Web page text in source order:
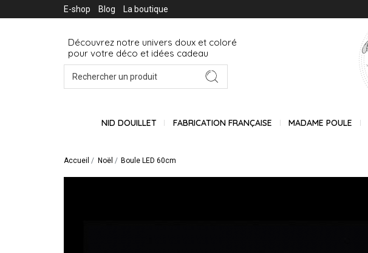
E-shop Blog La boutique
Découvrez notre univers doux et coloré
pour votre déco et idées cadeau
NID DOUILLET FABRICATION FRANÇAISE MADAME POULE
Accueil Noël Boule LED 60cm